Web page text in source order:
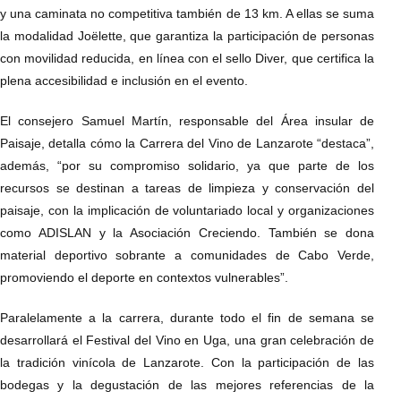
y una caminata no competitiva también de 13 km. A ellas se suma
la modalidad Joëlette, que garantiza la participación de personas
con movilidad reducida, en línea con el sello Diver, que certifica la
plena accesibilidad e inclusión en el evento.
El consejero Samuel Martín, responsable del Área insular de
Paisaje, detalla cómo la Carrera del Vino de Lanzarote “destaca”,
además, “por su compromiso solidario, ya que parte de los
recursos se destinan a tareas de limpieza y conservación del
paisaje, con la implicación de voluntariado local y organizaciones
como ADISLAN y la Asociación Creciendo. También se dona
material deportivo sobrante a comunidades de Cabo Verde,
promoviendo el deporte en contextos vulnerables”.
Paralelamente a la carrera, durante todo el fin de semana se
desarrollará el Festival del Vino en Uga, una gran celebración de
la tradición vinícola de Lanzarote. Con la participación de las
bodegas y la degustación de las mejores referencias de la